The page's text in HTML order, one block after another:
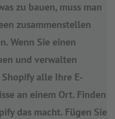
zu bauen, muss man
zusammenstellen
Wenn Sie einen
und verwalten
alle Ihre E-
an einem Ort. Finden
das macht. Fügen Sie